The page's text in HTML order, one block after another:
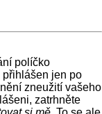
políčko
přihlášen jen po
zneužití vašeho
zatrhněte